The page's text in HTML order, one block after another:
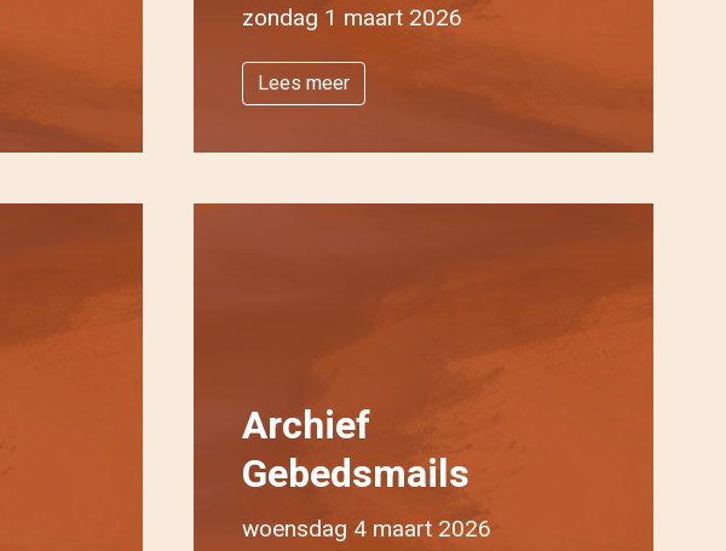
zondag 1 maart 2026
Lees meer
Archief
Gebedsmails
woensdag 4 maart 2026